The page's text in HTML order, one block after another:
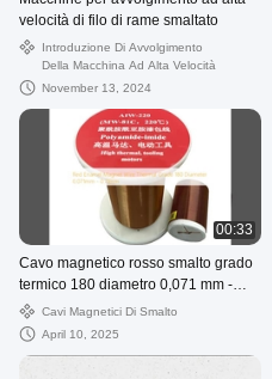
velocità di filo di rame smaltato
Introduzione Di Avvolgimento
Della Macchina Ad Alta Velocità
November 13, 2024
00:33
Cavo magnetico rosso smalto grado
termico 180 diametro 0,071 mm -
0,71 mm
Cavi Magnetici Di Smalto
April 10, 2025